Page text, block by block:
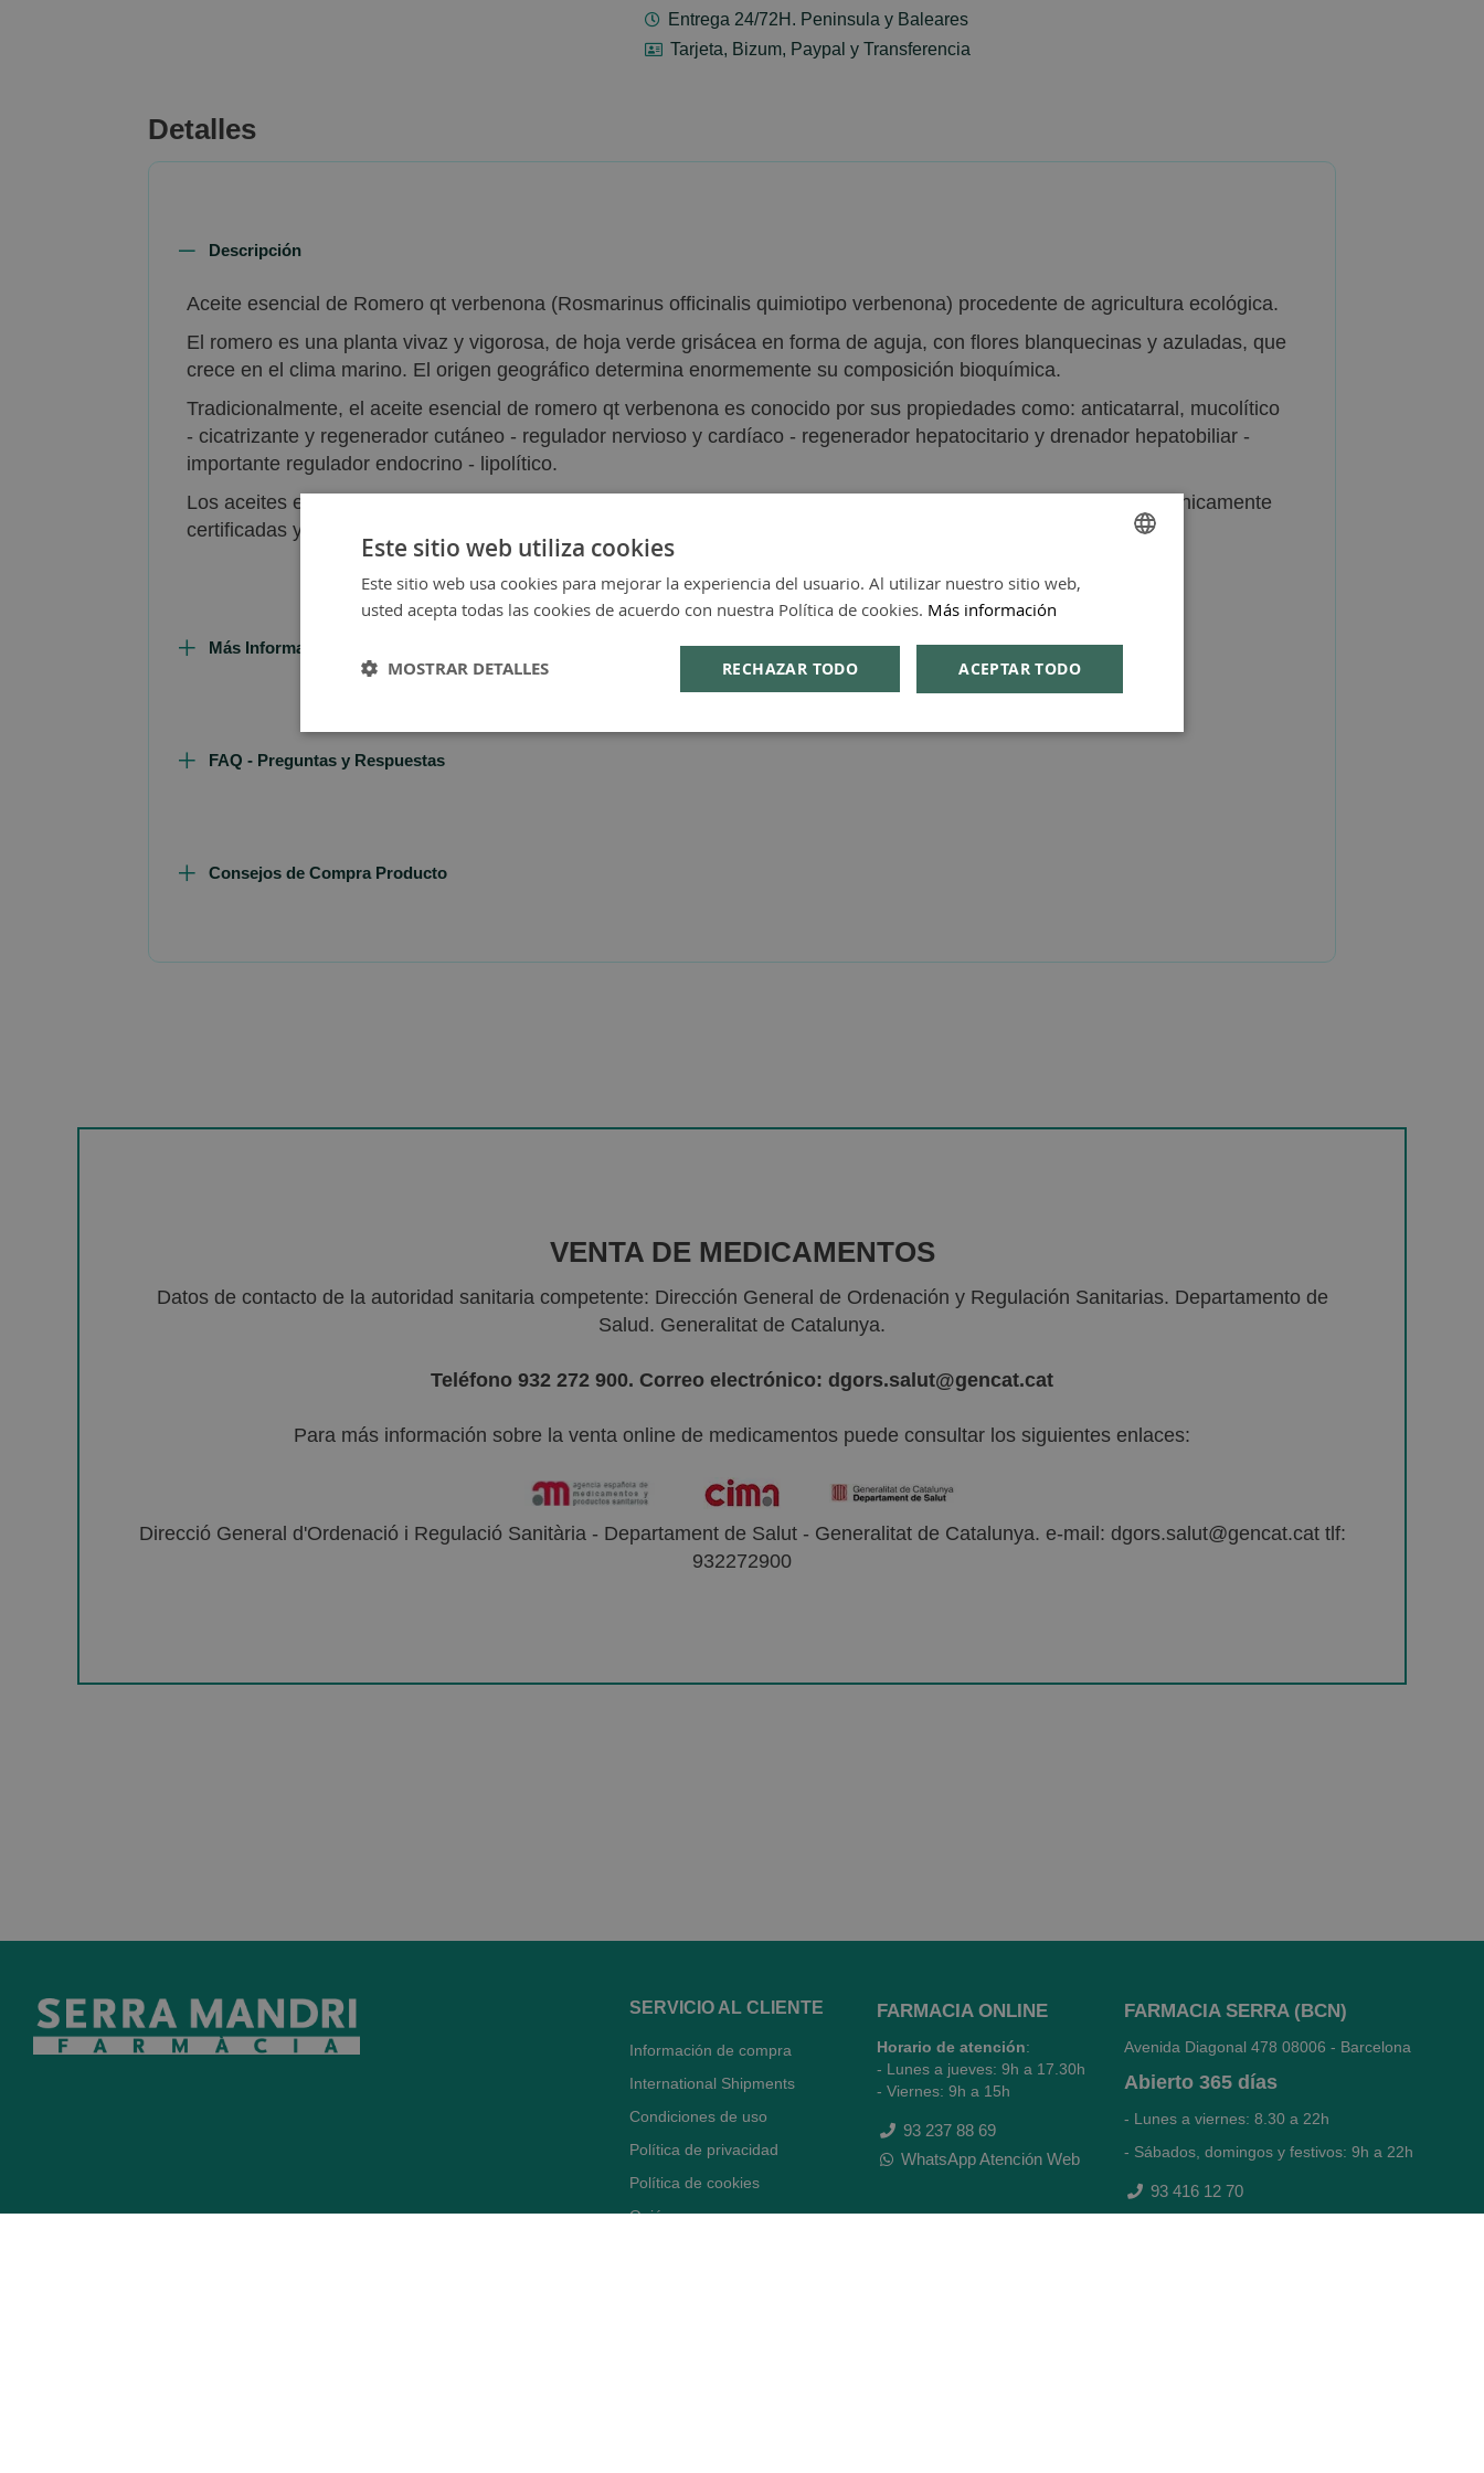
Entrega 24/72H. Peninsula y Baleares
Tarjeta, Bizum, Paypal y Transferencia
Detalles
Descripción
Aceite esencial de Romero qt verbenona (Rosmarinus officinalis quimiotipo verbenona) procedente de agricultura ecológica.
El romero es una planta vivaz y vigorosa, de hoja verde grisácea en forma de aguja, con flores blanquecinas y azuladas, que
crece en el clima marino. El origen geográfico determina enormemente su composición bioquímica.
Tradicionalmente, el aceite esencial de romero qt verbenona es conocido por sus propiedades como: anticatarral, mucolítico
- cicatrizante y regenerador cutáneo - regulador nervioso y cardíaco - regenerador hepatocitario y drenador hepatobiliar -
importante regulador endocrino - lipolítico.
Los aceites esenciales de Pranarom son 100% naturales, puros e íntegros, proceden de plantas aromáticas botánicamente
certificadas y cuentan con certificado AEQT (Aceite Esencial Quimiotipado).
Más Información
FAQ - Preguntas y Respuestas
Consejos de Compra Producto
VENTA DE MEDICAMENTOS
Datos de contacto de la autoridad sanitaria competente: Dirección General de Ordenación y Regulación Sanitarias. Departamento de
Salud. Generalitat de Catalunya.
Teléfono 932 272 900. Correo electrónico: dgors.salut@gencat.cat
Para más información sobre la venta online de medicamentos puede consultar los siguientes enlaces:
Direcció General d'Ordenació i Regulació Sanitària - Departament de Salut - Generalitat de Catalunya. e-mail: dgors.salut@gencat.cat tlf:
932272900
SERVICIO AL CLIENTE
Información de compra
International Shipments
Condiciones de uso
Política de privacidad
Política de cookies
Quiénes somos
FARMACIA ONLINE
Horario de atención:
- Lunes a jueves: 9h a 17.30h
- Viernes: 9h a 15h
93 237 88 69
WhatsApp Atención Web
FARMACIA SERRA (BCN)
Avenida Diagonal 478 08006 - Barcelona
Abierto 365 días
- Lunes a viernes: 8.30 a 22h
- Sábados, domingos y festivos: 9h a 22h
93 416 12 70
WhatsApp Pedidos Farmacia
Este sitio web utiliza cookies
Este sitio web usa cookies para mejorar la experiencia del usuario. Al utilizar nuestro sitio web,
usted acepta todas las cookies de acuerdo con nuestra Política de cookies. Más información
ACEPTAR TODO
RECHAZAR TODO
MOSTRAR DETALLES